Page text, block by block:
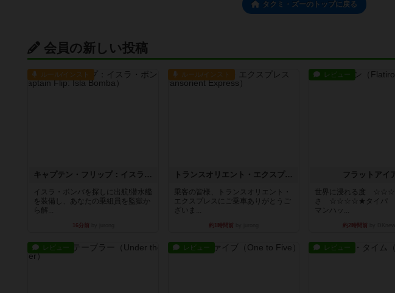
タクミ・ズーのトップに戻る
会員の新しい投稿
ルール/インスト
キャプテン・フリップ：イスラ・ボンバ
イスラ・ボンバを探しに出航!潜水艦
を装備し、あなたの乗組員を監獄か
ら解...
16分前
ルール/インスト
トランスオリエント・エクスプレス
乗客の皆様、トランスオリエント・
エクスプレスにご乗車ありがとうご
ざいま...
約1時間前
レビュー
フラットアイ
世界に浸れる度
さ ☆☆☆☆★タイ
マンハッ...
約2時間前
レビュー レビュー レビュー